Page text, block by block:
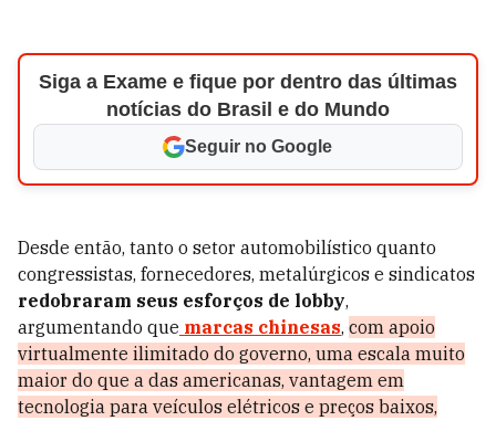
Siga a Exame e fique por dentro das últimas
notícias do Brasil e do Mundo
Seguir no Google
Desde então, tanto o setor automobilístico quanto
congressistas, fornecedores, metalúrgicos e sindicatos
redobraram seus esforços de lobby,
argumentando que marcas chinesas, com apoio
virtualmente ilimitado do governo, uma escala muito
maior do que a das americanas, vantagem em
tecnologia para veículos elétricos e preços baixos,